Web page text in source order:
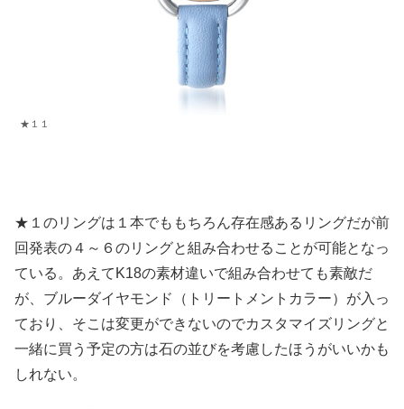
★１１
★１のリングは１本でももちろん存在感あるリングだが前
回発表の４～６のリングと組み合わせることが可能となっ
ている。あえてK18の素材違いで組み合わせても素敵だ
が、ブルーダイヤモンド（トリートメントカラー）が入っ
ており、そこは変更ができないのでカスタマイズリングと
一緒に買う予定の方は石の並びを考慮したほうがいいかも
しれない。